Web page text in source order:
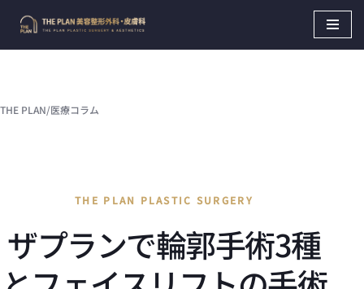
THE PLAN/医療コラム
THE PLAN PLASTIC SURGERY
ザプランで輪郭手術3種